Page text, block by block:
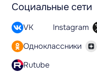
Социальные сети
VK Instagram
Одноклассники
Rutube